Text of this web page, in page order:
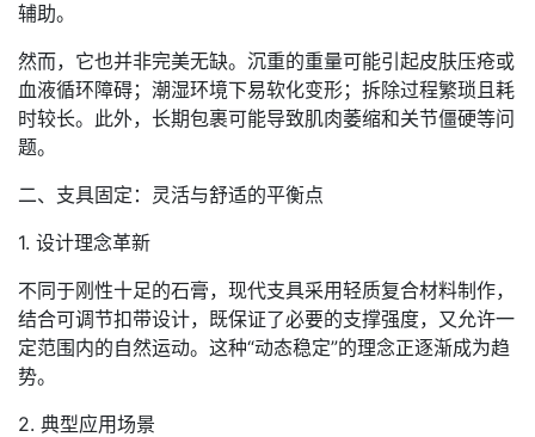
辅助。
然而，它也并非完美无缺。沉重的重量可能引起皮肤压疮或
血液循环障碍；潮湿环境下易软化变形；拆除过程繁琐且耗
时较长。此外，长期包裹可能导致肌肉萎缩和关节僵硬等问
题。
二、支具固定：灵活与舒适的平衡点
1. 设计理念革新
不同于刚性十足的石膏，现代支具采用轻质复合材料制作，
结合可调节扣带设计，既保证了必要的支撑强度，又允许一
定范围内的自然运动。这种“动态稳定”的理念正逐渐成为趋
势。
2. 典型应用场景